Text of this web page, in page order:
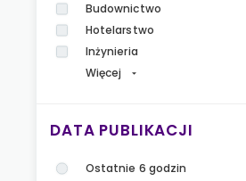
Budownictwo
Hotelarstwo
Inżynieria
Więcej
DATA PUBLIKACJI
Ostatnie 6 godzin